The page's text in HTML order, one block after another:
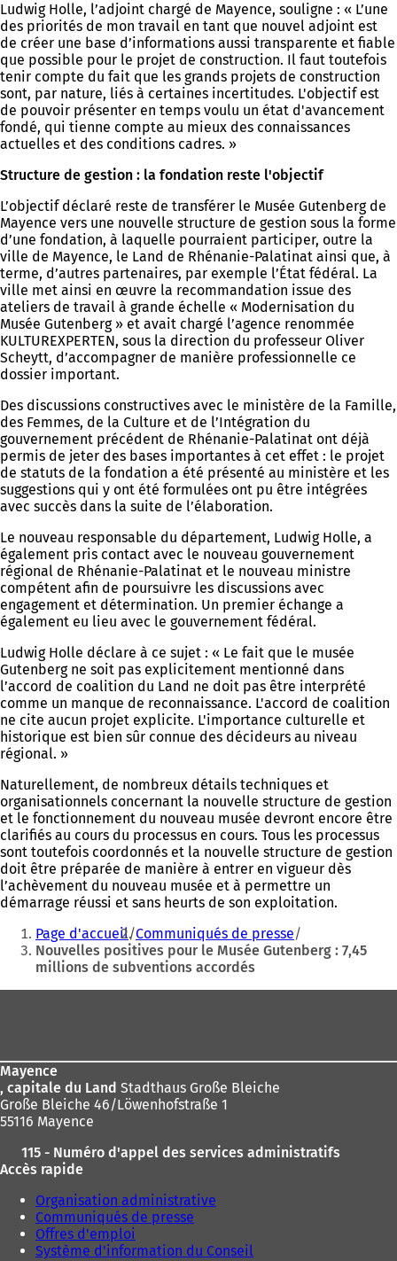
Ludwig Holle, l’adjoint chargé de Mayence, souligne : « L’une
des priorités de mon travail en tant que nouvel adjoint est
de créer une base d’informations aussi transparente et fiable
que possible pour le projet de construction. Il faut toutefois
tenir compte du fait que les grands projets de construction
sont, par nature, liés à certaines incertitudes. L'objectif est
de pouvoir présenter en temps voulu un état d'avancement
fondé, qui tienne compte au mieux des connaissances
actuelles et des conditions cadres. »
Structure de gestion : la fondation reste l'objectif
L’objectif déclaré reste de transférer le Musée Gutenberg de
Mayence vers une nouvelle structure de gestion sous la forme
d’une fondation, à laquelle pourraient participer, outre la
ville de Mayence, le Land de Rhénanie-Palatinat ainsi que, à
terme, d’autres partenaires, par exemple l’État fédéral. La
ville met ainsi en œuvre la recommandation issue des
ateliers de travail à grande échelle « Modernisation du
Musée Gutenberg » et avait chargé l’agence renommée
KULTUREXPERTEN, sous la direction du professeur Oliver
Scheytt, d’accompagner de manière professionnelle ce
dossier important.
Des discussions constructives avec le ministère de la Famille,
des Femmes, de la Culture et de l’Intégration du
gouvernement précédent de Rhénanie-Palatinat ont déjà
permis de jeter des bases importantes à cet effet : le projet
de statuts de la fondation a été présenté au ministère et les
suggestions qui y ont été formulées ont pu être intégrées
avec succès dans la suite de l’élaboration.
Le nouveau responsable du département, Ludwig Holle, a
également pris contact avec le nouveau gouvernement
régional de Rhénanie-Palatinat et le nouveau ministre
compétent afin de poursuivre les discussions avec
engagement et détermination. Un premier échange a
également eu lieu avec le gouvernement fédéral.
Ludwig Holle déclare à ce sujet : « Le fait que le musée
Gutenberg ne soit pas explicitement mentionné dans
l’accord de coalition du Land ne doit pas être interprété
comme un manque de reconnaissance. L'accord de coalition
ne cite aucun projet explicite. L'importance culturelle et
historique est bien sûr connue des décideurs au niveau
régional. »
Naturellement, de nombreux détails techniques et
organisationnels concernant la nouvelle structure de gestion
et le fonctionnement du nouveau musée devront encore être
clarifiés au cours du processus en cours. Tous les processus
sont toutefois coordonnés et la nouvelle structure de gestion
doit être préparée de manière à entrer en vigueur dès
l’achèvement du nouveau musée et à permettre un
démarrage réussi et sans heurts de son exploitation.
Vous
êtes
:
Page d'accueil Communiqués de presse
Nouvelles positives pour le Musée Gutenberg : 7,45
millions de subventions accordés
Mayence
, capitale du Land Stadthaus Große Bleiche
Große Bleiche 46/Löwenhofstraße 1
55116 Mayence
115 - Numéro d'appel des services administratifs
Accès rapide
Organisation administrative
Communiqués de presse
Offres d'emploi
Système d'information du Conseil